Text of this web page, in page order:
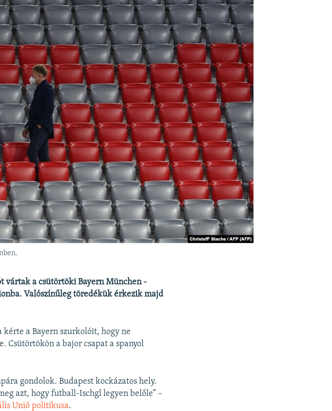
vártak a csütörtöki Bayern München -
Valószínűleg töredékük érkezik majd
a Bayern szurkolóit, hogy ne
Csütörtökön a bajor csapat a spanyol
gondolok. Budapest kockázatos hely.
azt, hogy futball-Ischgl legyen belőle” –
Unió politikusa.